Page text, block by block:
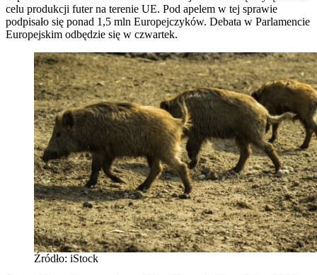
celu produkcji futer na terenie UE. Pod apelem w tej sprawie
podpisało się ponad 1,5 mln Europejczyków. Debata w Parlamencie
Europejskim odbędzie się w czwartek.
Źródło: iStock